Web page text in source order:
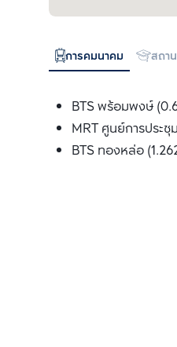
การคมนาคม สถา
BTS พร้อมพงษ์
MRT ศูนย์การประ
BTS ทองหล่อ